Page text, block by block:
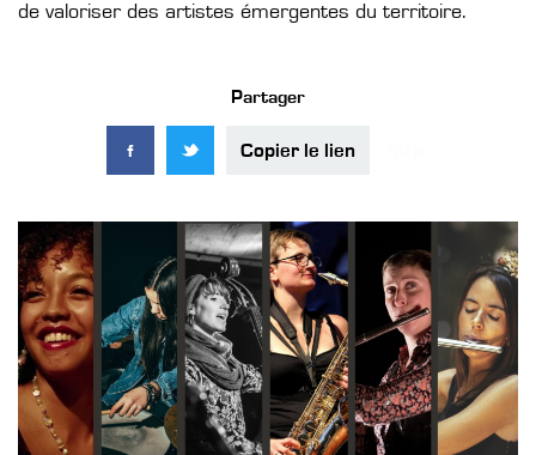
de valoriser des artistes émergentes du territoire.
Partager
Copier le lien